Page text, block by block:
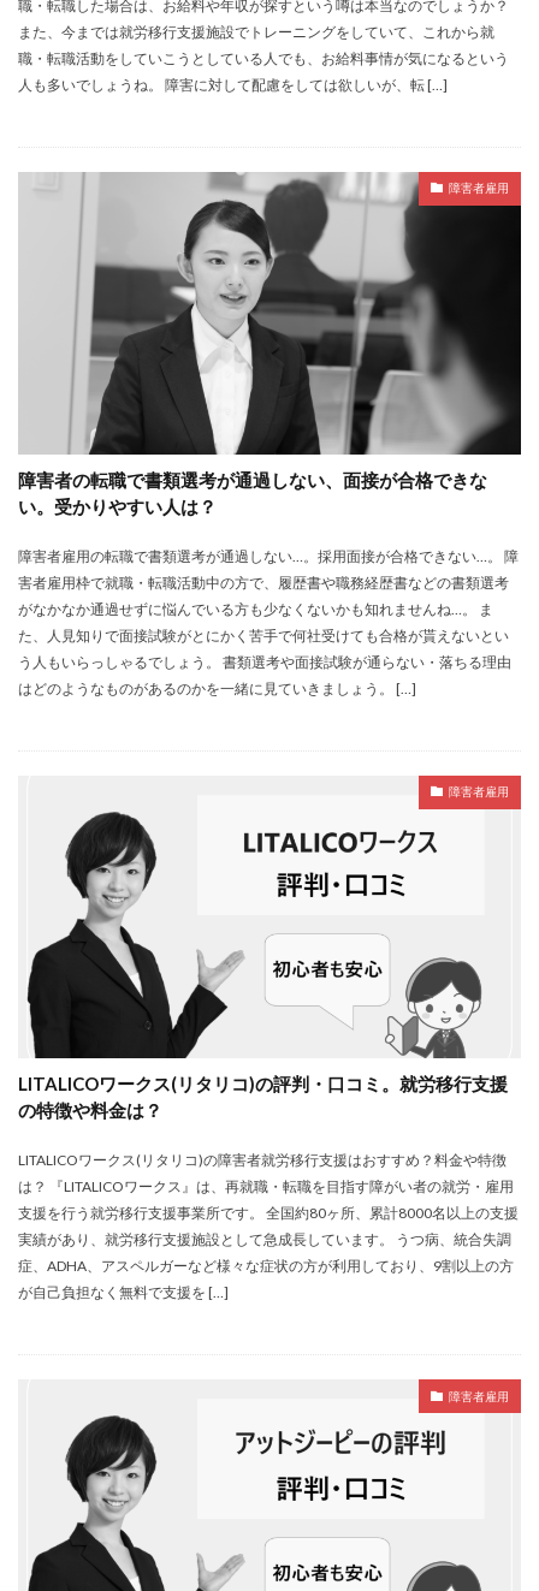
職・転職した場合は、お給料や年収が探すという噂は本当なのでしょうか？
また、今までは就労移行支援施設でトレーニングをしていて、これから就
職・転職活動をしていこうとしている人でも、お給料事情が気になるという
人も多いでしょうね。 障害に対して配慮をしては欲しいが、転 […]
障害者雇用
障害者の転職で書類選考が通過しない、面接が合格できな
い。受かりやすい人は？
障害者雇用の転職で書類選考が通過しない…。採用面接が合格できない…。 障
害者雇用枠で就職・転職活動中の方で、履歴書や職務経歴書などの書類選考
がなかなか通過せずに悩んでいる方も少なくないかも知れませんね…。 ま
た、人見知りで面接試験がとにかく苦手で何社受けても合格が貰えないとい
う人もいらっしゃるでしょう。 書類選考や面接試験が通らない・落ちる理由
はどのようなものがあるのかを一緒に見ていきましょう。 […]
障害者雇用
LITALICOワークス(リタリコ)の評判・口コミ。就労移行支援
の特徴や料金は？
LITALICOワークス(リタリコ)の障害者就労移行支援はおすすめ？料金や特徴
は？ 『LITALICOワークス』は、再就職・転職を目指す障がい者の就労・雇用
支援を行う就労移行支援事業所です。 全国約80ヶ所、累計8000名以上の支援
実績があり、就労移行支援施設として急成長しています。 うつ病、統合失調
症、ADHA、アスペルガーなど様々な症状の方が利用しており、9割以上の方
が自己負担なく無料で支援を […]
障害者雇用